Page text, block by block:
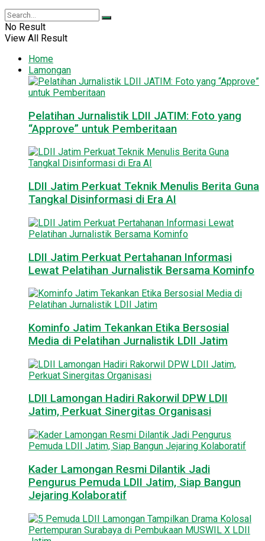
No Result
View All Result
Home
Lamongan
Pelatihan Jurnalistik LDII JATIM: Foto yang
“Approve” untuk Pemberitaan
LDII Jatim Perkuat Teknik Menulis Berita Guna
Tangkal Disinformasi di Era AI
LDII Jatim Perkuat Pertahanan Informasi
Lewat Pelatihan Jurnalistik Bersama Kominfo
Kominfo Jatim Tekankan Etika Bersosial
Media di Pelatihan Jurnalistik LDII Jatim
LDII Lamongan Hadiri Rakorwil DPW LDII
Jatim, Perkuat Sinergitas Organisasi
Kader Lamongan Resmi Dilantik Jadi
Pengurus Pemuda LDII Jatim, Siap Bangun
Jejaring Kolaboratif